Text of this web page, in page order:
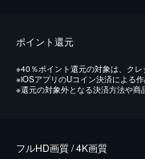
ポイント還元
※40％ポイント還元の対象は、クレ
※iOSアプリのUコイン決済による
※還元の対象外となる決済方法や商
フルHD画質 / 4K画質